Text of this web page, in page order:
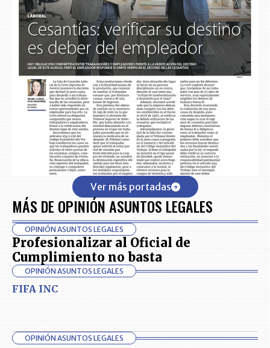
Ver más portadas
MÁS DE OPINIÓN ASUNTOS LEGALES
OPINIÓN ASUNTOS LEGALES
Profesionalizar al Oficial de
Cumplimiento no basta
OPINIÓN ASUNTOS LEGALES
FIFA INC
OPINIÓN ASUNTOS LEGALES